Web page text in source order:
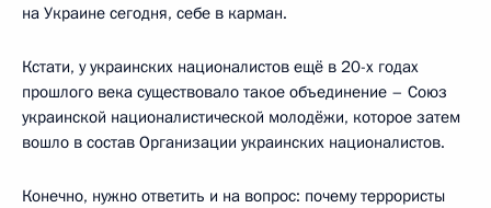
на Украине сегодня, себе в карман.
Кстати, у украинских националистов ещё в 20-х годах
прошлого века существовало такое объединение – Союз
украинской националистической молодёжи, которое затем
вошло в состав Организации украинских националистов.
Конечно, нужно ответить и на вопрос: почему террористы